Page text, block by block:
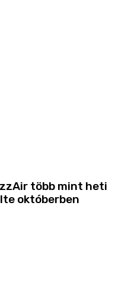
több mint heti
októberben